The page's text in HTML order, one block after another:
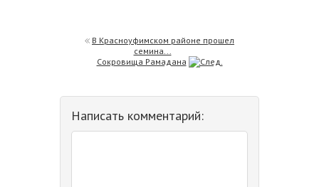
В Красноуфимском районе прошел
семина...
Сокровища Рамадана
Написать комментарий: